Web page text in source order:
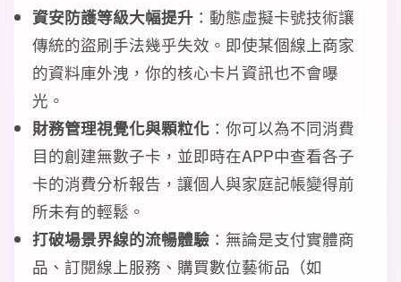
資安防護等級大幅提升 ：動態虛擬卡號技術讓
傳統的盜刷手法幾乎失效。即使某個線上商家
的資料庫外洩，你的核心卡片資訊也不會曝
光。
財務管理視覺化與顆粒化 ：你可以為不同消費
目的創建無數子卡，並即時在APP中查看各子
卡的消費分析報告，讓個人與家庭記帳變得前
所未有的輕鬆。
打破場景界線的流暢體驗 ：無論是支付實體商
品、訂閱線上服務、購買數位藝術品（如